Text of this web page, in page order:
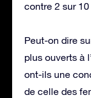
contre 2 sur
Peut-on dire
plus ouverts à
ont-ils une
de celle des